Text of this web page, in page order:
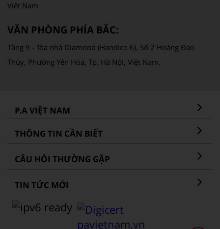
Việt Nam
VĂN PHÒNG PHÍA BẮC:
Tầng 9 - Tòa nhà Diamond (Handico 6), Số 2 Hoàng Đạo
Thúy, Phường Yên Hòa, Tp. Hà Nội, Việt Nam.
P.A VIỆT NAM
THÔNG TIN CẦN BIẾT
CÂU HỎI THƯỜNG GẶP
TIN TỨC MỚI